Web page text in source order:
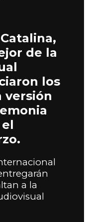
de la
los
versión
a la